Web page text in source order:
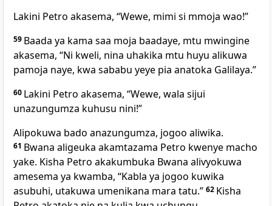
Lakini Petro akasema, “Wewe, mimi si mmoja wao!”
59 Baada ya kama saa moja baadaye, mtu mwingine
akasema, “Ni kweli, nina uhakika mtu huyu alikuwa
pamoja naye, kwa sababu yeye pia anatoka Galilaya.”
60 Lakini Petro akasema, “Wewe, wala sijui
unazungumza kuhusu nini!”
Alipokuwa bado anazungumza, jogoo aliwika.
61 Bwana aligeuka akamtazama Petro kwenye macho
yake. Kisha Petro akakumbuka Bwana alivyokuwa
amesema ya kwamba, “Kabla ya jogoo kuwika
asubuhi, utakuwa umenikana mara tatu.” 62 Kisha